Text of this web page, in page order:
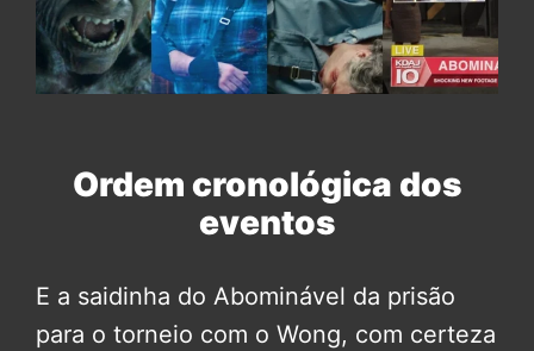
Ordem cronológica dos
eventos
E a saidinha do Abominável da prisão
para o torneio com o Wong, com certeza